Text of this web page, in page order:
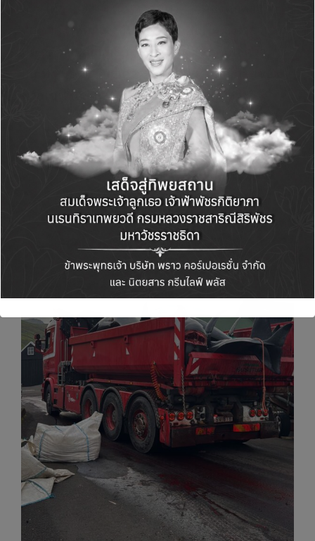
ควรได้ว่ายอิสระในมหาสมุทร เราต้องทบทวนว่า
เรากำลังให้คุณค่ากับชีวิตสัตว์แบบใด ถึงเวลาแล้ว
ที่เราต้องเปลี่ยนวิธีคิด จากการใช้สัตว์เพื่อความ
บันเทิง มาเป็นการเคารพในสิทธิและเสรีภาพของ
พวกเขาในฐานะเพื่อนร่วมโลกอย่างแท้จริง”